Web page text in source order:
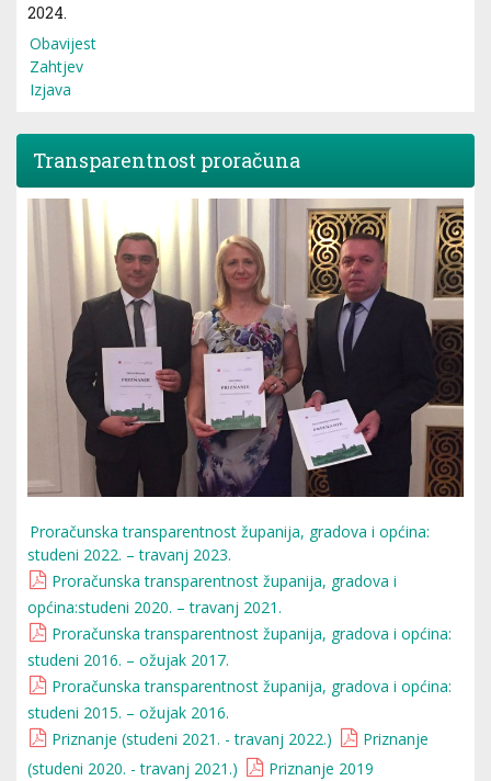
2024.
Obavijest
Zahtjev
Izjava
Transparentnost proračuna
Proračunska transparentnost županija, gradova i općina:
studeni 2022. – travanj 2023.
Proračunska transparentnost županija, gradova i
općina:studeni 2020. – travanj 2021.
Proračunska transparentnost županija, gradova i općina:
studeni 2016. – ožujak 2017.
Proračunska transparentnost županija, gradova i općina:
studeni 2015. – ožujak 2016.
Priznanje (studeni 2021. - travanj 2022.)
Priznanje
(studeni 2020. - travanj 2021.)
Priznanje 2019